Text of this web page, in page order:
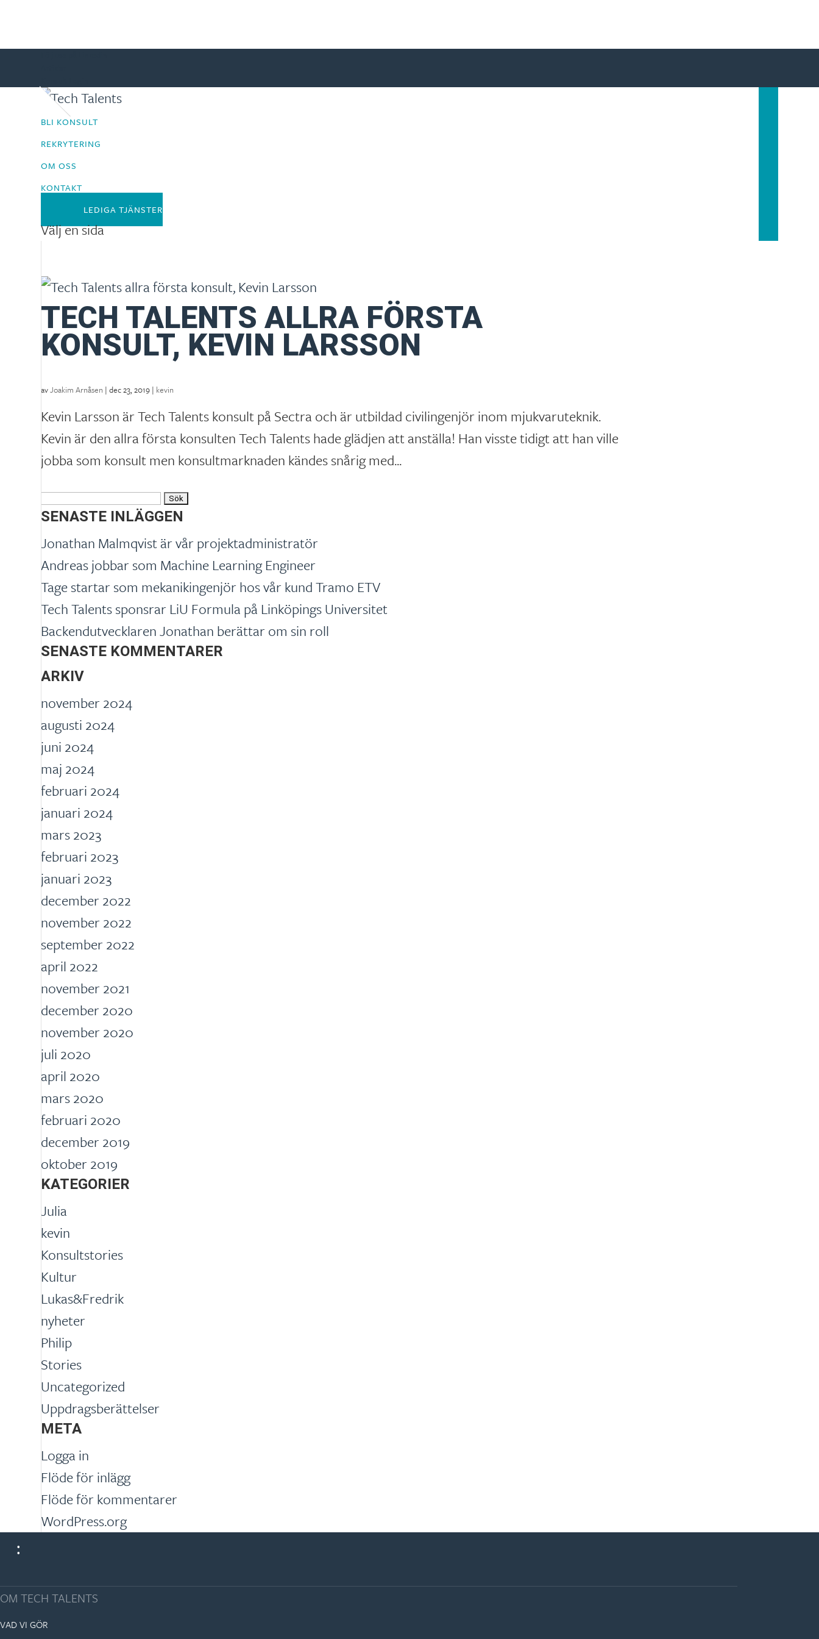
BLI KONSULT
REKRYTERING
OM OSS
KONTAKT
LEDIGA TJÄNSTER
Välj en sida
TECH TALENTS ALLRA FÖRSTA
KONSULT, KEVIN LARSSON
avJoakim Arnåsen |dec 23, 2019 | kevin
Kevin Larsson är Tech Talents konsult på Sectra och är utbildad civilingenjör inom mjukvaruteknik.
Kevin är den allra första konsulten Tech Talents hade glädjen att anställa! Han visste tidigt att han ville
jobba som konsult men konsultmarknaden kändes snårig med...
Sök
efter:
SENASTE INLÄGGEN
Jonathan Malmqvist är vår projektadministratör
Andreas jobbar som Machine Learning Engineer
Tage startar som mekanikingenjör hos vår kund Tramo ETV
Tech Talents sponsrar LiU Formula på Linköpings Universitet
Backendutvecklaren Jonathan berättar om sin roll
SENASTE KOMMENTARER
ARKIV
november 2024
augusti 2024
juni 2024
maj 2024
februari 2024
januari 2024
mars 2023
februari 2023
januari 2023
december 2022
november 2022
september 2022
april 2022
november 2021
december 2020
november 2020
juli 2020
april 2020
mars 2020
februari 2020
december 2019
oktober 2019
KATEGORIER
Julia
kevin
Konsultstories
Kultur
Lukas&Fredrik
nyheter
Philip
Stories
Uncategorized
Uppdragsberättelser
META
Logga in
Flöde för inlägg
Flöde för kommentarer
WordPress.org
OM TECH TALENTS
VAD VI GÖR